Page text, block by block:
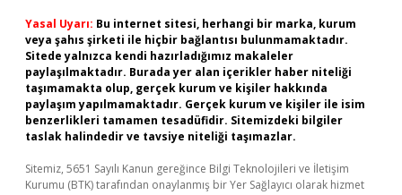
Yasal Uyarı: Bu internet sitesi, herhangi bir marka, kurum
veya şahıs şirketi ile hiçbir bağlantısı bulunmamaktadır.
Sitede yalnızca kendi hazırladığımız makaleler
paylaşılmaktadır. Burada yer alan içerikler haber niteliği
taşımamakta olup, gerçek kurum ve kişiler hakkında
paylaşım yapılmamaktadır. Gerçek kurum ve kişiler ile isim
benzerlikleri tamamen tesadüfidir. Sitemizdeki bilgiler
taslak halindedir ve tavsiye niteliği taşımazlar.
Sitemiz, 5651 Sayılı Kanun gereğince Bilgi Teknolojileri ve İletişim
Kurumu (BTK) tarafından onaylanmış bir Yer Sağlayıcı olarak hizmet